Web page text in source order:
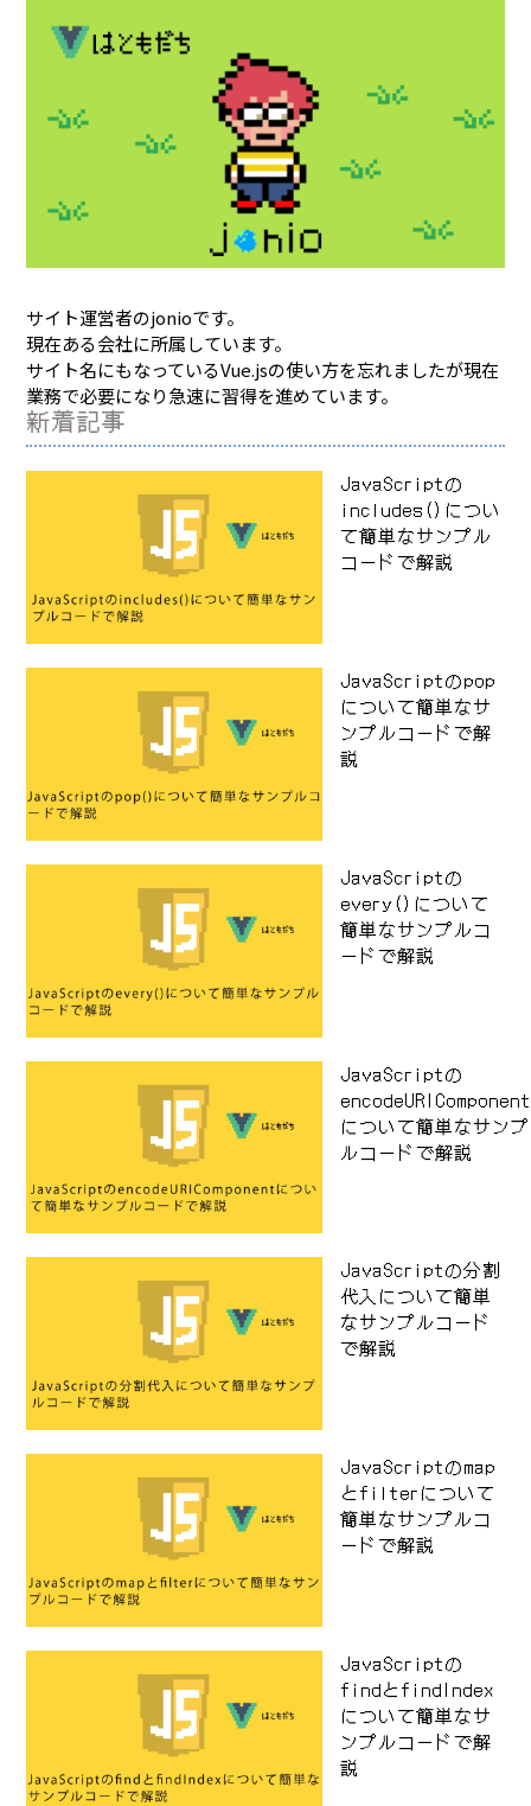
サイト運営者のjonioです。
現在ある会社に所属しています。
サイト名にもなっているVue.jsの使い方を忘れましたが現在
業務で必要になり急速に習得を進めています。
新着記事
JavaScriptの
includes()につい
て簡単なサンプル
コードで解説
JavaScriptのpop
について簡単なサ
ンプルコードで解
説
JavaScriptの
every()について
簡単なサンプルコ
ードで解説
JavaScriptの
encodeURIComponent
について簡単なサンプ
ルコードで解説
JavaScriptの分割
代入について簡単
なサンプルコード
で解説
JavaScriptのmap
とfilterについて
簡単なサンプルコ
ードで解説
JavaScriptの
findとfindIndex
について簡単なサ
ンプルコードで解
説